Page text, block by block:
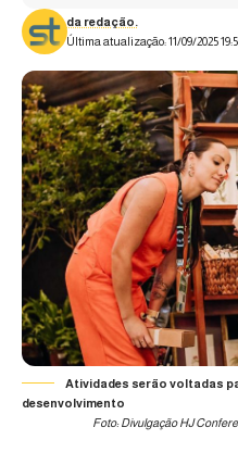
Última atualização: 11/09/2025
da redação.
Atividades serão voltadas
desenvolvimento
Foto: Divulgação HJ